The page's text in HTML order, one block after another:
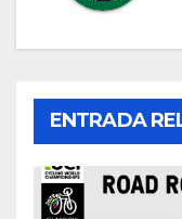
ENTRADA